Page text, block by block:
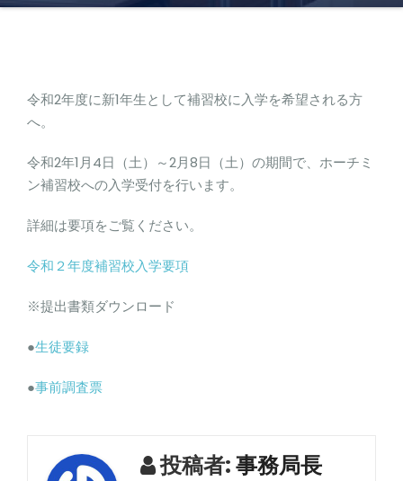
令和2年度に新1年生として補習校に入学を希望される方
へ。
令和2年1月4日（土）～2月8日（土）の期間で、ホーチミ
ン補習校への入学受付を行います。
詳細は要項をご覧ください。
令和２年度補習校入学要項
※提出書類ダウンロード
●生徒要録
●事前調査票
投稿者:事務局長